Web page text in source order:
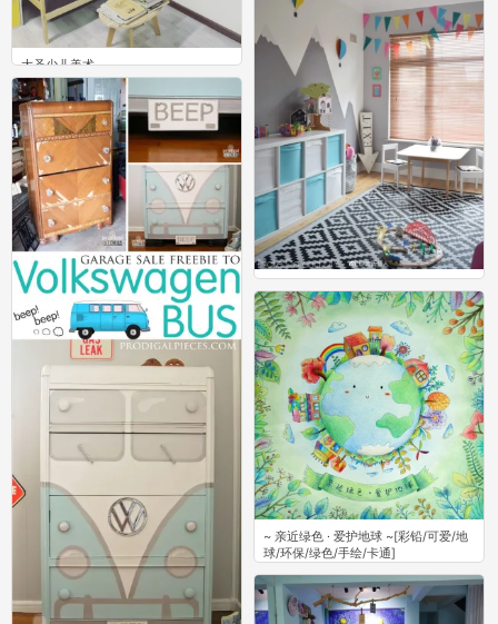
大圣少儿美术
0
~ 亲近绿色 · 爱护地球 ~[彩铅/可爱/地
球/环保/绿色/手绘/卡通]
9
5